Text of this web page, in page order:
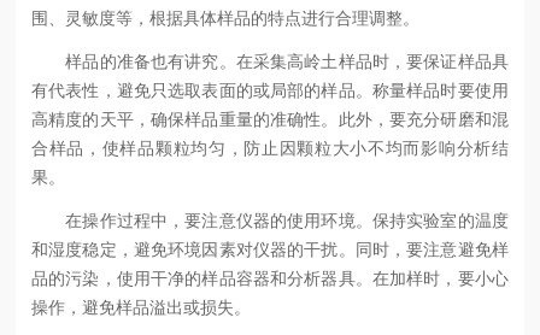
围、灵敏度等，根据具体样品的特点进行合理调整。
样品的准备也有讲究。在采集高岭土样品时，要保证样品具
有代表性，避免只选取表面的或局部的样品。称量样品时要使用
高精度的天平，确保样品重量的准确性。此外，要充分研磨和混
合样品，使样品颗粒均匀，防止因颗粒大小不均而影响分析结
果。
在操作过程中，要注意仪器的使用环境。保持实验室的温度
和湿度稳定，避免环境因素对仪器的干扰。同时，要注意避免样
品的污染，使用干净的样品容器和分析器具。在加样时，要小心
操作，避免样品溢出或损失。